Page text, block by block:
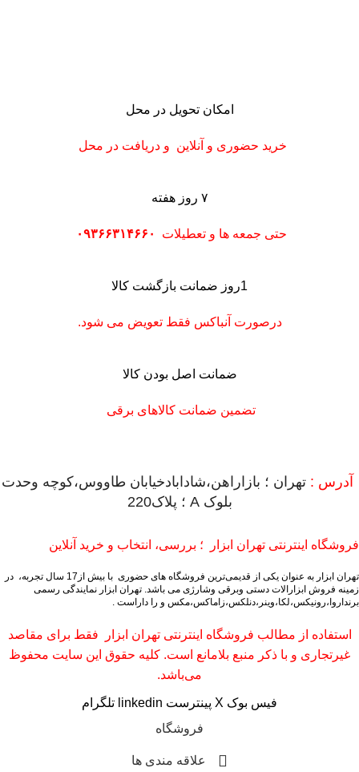
امکان تحویل در محل
خرید حضوری و آنلاین و دریافت در محل
۷ روز هفته
حتی جمعه ها و تعطیلات ۰۹۳۶۶۳۱۴۶۶۰
1روز ضمانت بازگشت کالا
درصورت آنباکس فقط تعویض می شود.
ضمانت اصل بودن کالا
تضمین ضمانت کالاهای برقی
آدرس : تهران ؛ بازاراهن،شادابادخیابان طاووس،کوچه وحدت
بلوک A ؛ پلاک220
فروشگاه اینترنتی تهران ابزار ؛ بررسی، انتخاب و خرید آنلاین
تهران ابزار به عنوان یکی از قدیمی‌ترین فروشگاه های حضوری با بیش از17 سال تجربه، در
زمینه فروش ابزارالات دستی وبرقی وشارژی می باشد. تهران ابزار نمایندگی رسمی
برنداروا،رونیکس،لکا،وینر،دنلکس،زاماکس،مکس و را داراست .
استفاده از مطالب فروشگاه اینترنتی تهران ابزار فقط برای مقاصد
غیرتجاری و با ذکر منبع بلامانع است. کلیه حقوق این سایت محفوظ
می‌باشد.
فیس بوک X پینترست linkedin تلگرام
فروشگاه
علاقه مندی ها